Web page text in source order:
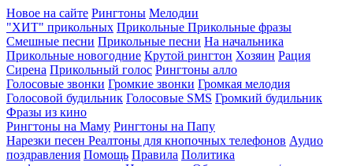
Новое на сайте Рингтоны Мелодии
"ХИТ" прикольных Прикольные Прикольные фразы
Смешные песни Прикольные песни На начальника
Прикольные новогодние Крутой рингтон Хозяин Рация
Сирена Прикольный голос Рингтоны алло
Голосовые звонки Громкие звонки Громкая мелодия
Голосовой будильник Голосовые SMS Громкий будильник
Фразы из кино
Рингтоны на Маму Рингтоны на Папу
Нарезки песен Реалтоны для кнопочных телефонов Аудио
поздравления Помощь Правила Политика